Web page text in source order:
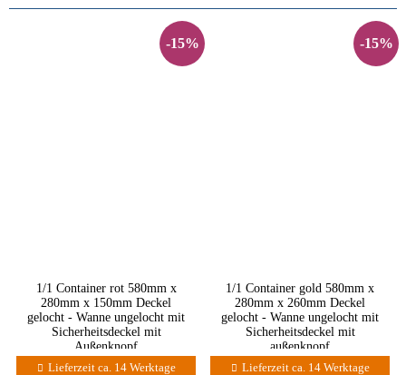
-15%
1/1 Container rot 580mm x
280mm x 150mm Deckel
gelocht - Wanne ungelocht mit
Sicherheitsdeckel mit
Außenknopf
Lieferzeit ca. 14 Werktage
-15%
1/1 Container gold 580mm x
280mm x 260mm Deckel
gelocht - Wanne ungelocht mit
Sicherheitsdeckel mit
außenknopf
Lieferzeit ca. 14 Werktage